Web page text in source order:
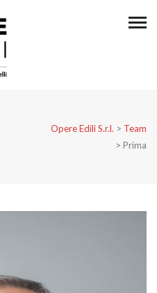
Opere Edili S.r.l. > Team
> Prima